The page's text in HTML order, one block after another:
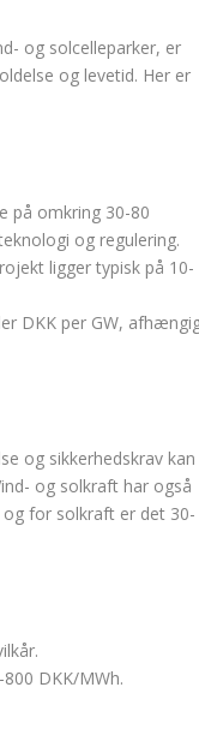
og solcelleparker, er
og levetid. Her er
på omkring 30-80
og regulering.
ligger typisk på 10-
DKK per GW,
og sikkerhedskrav kan
og solkraft har også
for solkraft er det 30-
DKK/MWh.